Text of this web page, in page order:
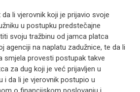
li vjerovnik koji je prijavio svoje
u postupku predstečajne
svoju tražbinu od jamca platca
agenciji na naplatu zadužnice, te da li
smjela provesti postupak takve
za dug koji je već prijavljen u
i da li je vjerovnik postupio u